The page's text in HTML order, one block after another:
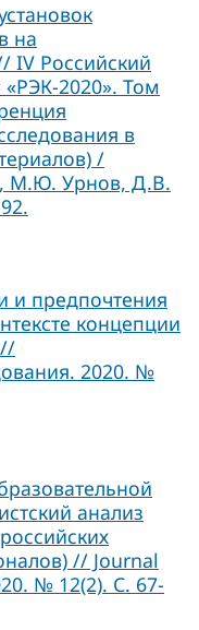
на
IV Российский
2020». Том
в
/
М.Ю. Урнов, Д.В.
и предпочтения
концепции
2020. №
анализ
// Journal
№ 12(2). С. 67-